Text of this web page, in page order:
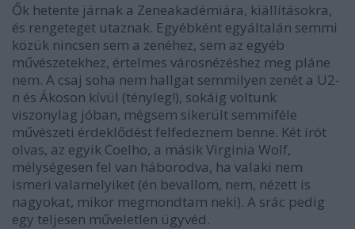
Ők hetente járnak a Zeneakadémiára, kiállításokra,
és rengeteget utaznak. Egyébként egyáltalán semmi
közük nincsen sem a zenéhez, sem az egyéb
művészetekhez, értelmes városnézéshez meg pláne
nem. A csaj soha nem hallgat semmilyen zenét a U2-
n és Ákoson kívül (tényleg!), sokáig voltunk
viszonylag jóban, mégsem sikerült semmiféle
művészeti érdeklődést felfedeznem benne. Két írót
olvas, az egyik Coelho, a másik Virginia Wolf,
mélységesen fel van háborodva, ha valaki nem
ismeri valamelyiket (én bevallom, nem, nézett is
nagyokat, mikor megmondtam neki). A srác pedig
egy teljesen műveletlen ügyvéd.